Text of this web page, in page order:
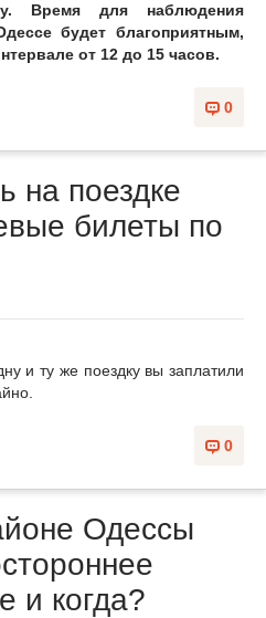
Время для наблюдения
будет благоприятным,
от 12 до 15 часов.
0
на поездке
билеты по
и ту же поездку вы заплатили
0
Одессы
и когда?